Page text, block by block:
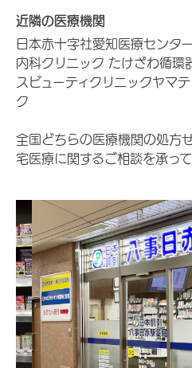
近隣の医療機関
日本赤十字社愛知医療センタ
内科クリニック たけざわ循環
スビューティクリニックヤマ
ク
全国どちらの医療機関の処方
宅医療に関するご相談を承って